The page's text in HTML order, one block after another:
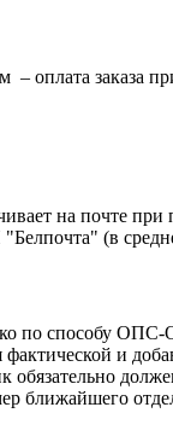
оплата заказа
на почте
(в
по способу
и
обязательно
ближайшего